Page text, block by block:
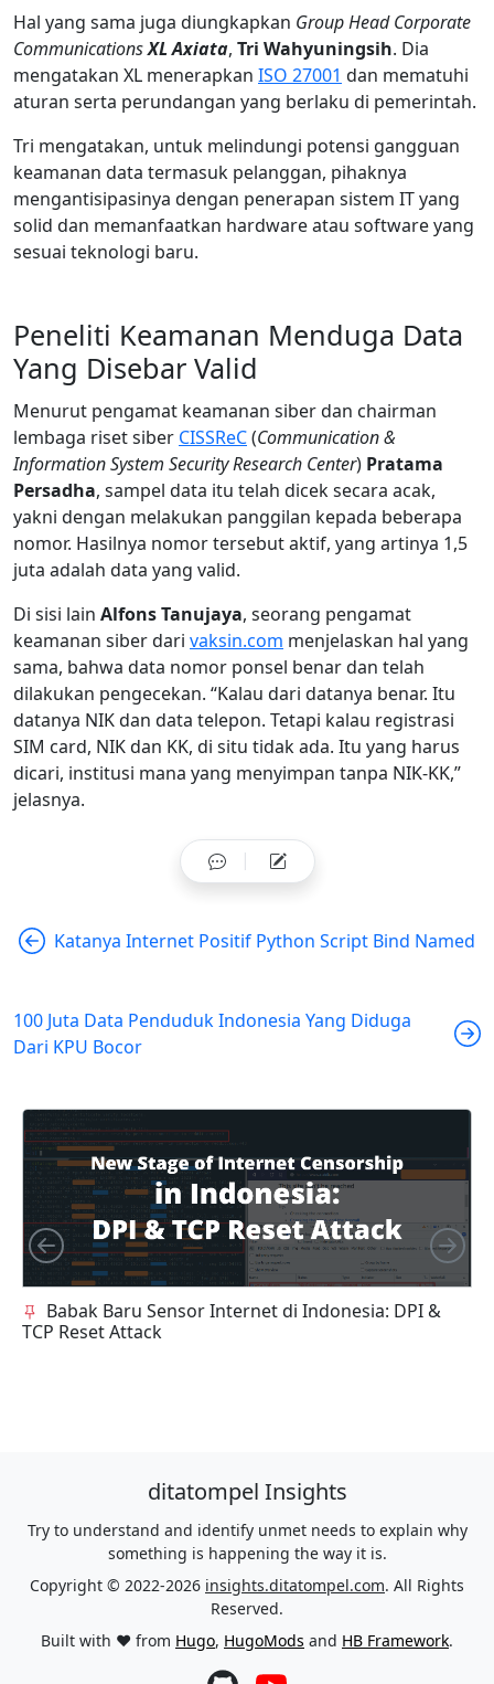
Hal yang sama juga diungkapkan Group Head Corporate
CommunicationsXL Axiata, Tri Wahyuningsih. Dia
mengatakan XL menerapkan ISO 27001 dan mematuhi
aturan serta perundangan yang berlaku di pemerintah.
Tri mengatakan, untuk melindungi potensi gangguan
keamanan data termasuk pelanggan, pihaknya
mengantisipasinya dengan penerapan sistem IT yang
solid dan memanfaatkan hardware atau software yang
sesuai teknologi baru.
Peneliti Keamanan Menduga Data
Yang Disebar Valid
Menurut pengamat keamanan siber dan chairman
lembaga riset siber CISSReC(Communication &
Information System Security Research Center) Pratama
Persadha, sampel data itu telah dicek secara acak,
yakni dengan melakukan panggilan kepada beberapa
nomor. Hasilnya nomor tersebut aktif, yang artinya 1,5
juta adalah data yang valid.
Di sisi lain Alfons Tanujaya, seorang pengamat
keamanan siber dari vaksin.com menjelaskan hal yang
sama, bahwa data nomor ponsel benar dan telah
dilakukan pengecekan. “Kalau dari datanya benar. Itu
datanya NIK dan data telepon. Tetapi kalau registrasi
SIM card, NIK dan KK, di situ tidak ada. Itu yang harus
dicari, institusi mana yang menyimpan tanpa NIK-KK,”
jelasnya.
Katanya Internet Positif Python Script Bind Named
100 Juta Data Penduduk Indonesia Yang Diduga
Dari KPU Bocor
Babak Baru Sensor Internet di Indonesia: DPI &
TCP Reset Attack
Left
ditatompel Insights
Try to understand and identify unmet needs to explain why
something is happening the way it is.
Copyright © 2022-2026 insights.ditatompel.com. All Rights
Reserved.
Built with ❤️ from Hugo, HugoMods and HB Framework.